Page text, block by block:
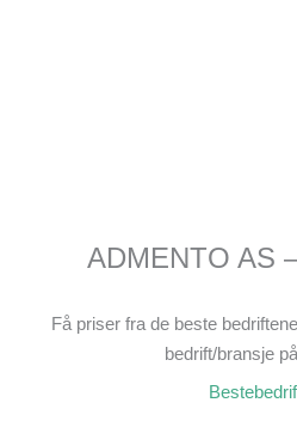
ADMENTO AS
Få priser fra de beste
bedrift/bransje